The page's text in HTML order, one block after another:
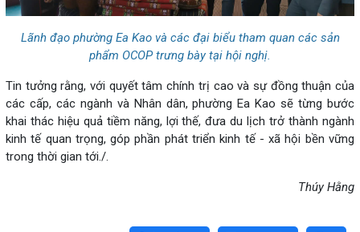
Lãnh đạo phường Ea Kao và các đại biểu tham quan các sản
phẩm OCOP trưng bày tại hội nghị.
Tin tưởng rằng, với quyết tâm chính trị cao và sự đồng thuận của
các cấp, các ngành và Nhân dân, phường Ea Kao sẽ từng bước
khai thác hiệu quả tiềm năng, lợi thế, đưa du lịch trở thành ngành
kinh tế quan trọng, góp phần phát triển kinh tế - xã hội bền vững
trong thời gian tới./.
Thúy Hằng